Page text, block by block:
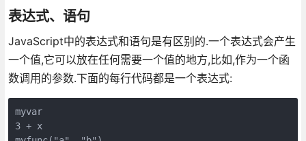
表达式、语句
JavaScript中的表达式和语句是有区别的.一个表达式会产生
一个值,它可以放在任何需要一个值的地方,比如,作为一个函
数调用的参数.下面的每行代码都是一个表达式:
myvar
3 + x